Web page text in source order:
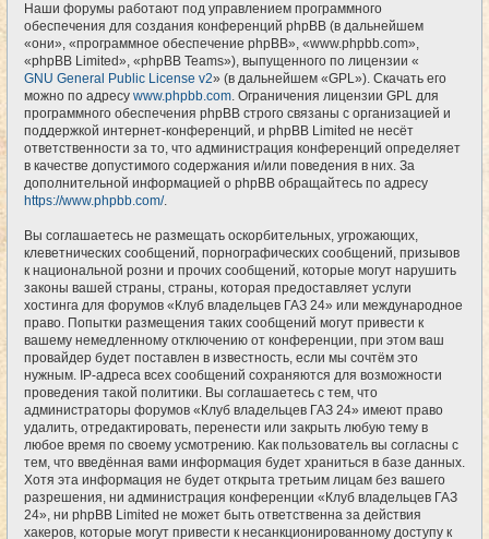
Наши форумы работают под управлением программного
обеспечения для создания конференций phpBB (в дальнейшем
«они», «программное обеспечение phpBB», «www.phpbb.com»,
«phpBB Limited», «phpBB Teams»), выпущенного по лицензии «
GNU General Public License v2» (в дальнейшем «GPL»). Скачать его
можно по адресу www.phpbb.com. Ограничения лицензии GPL для
программного обеспечения phpBB строго связаны с организацией и
поддержкой интернет-конференций, и phpBB Limited не несёт
ответственности за то, что администрация конференций определяет
в качестве допустимого содержания и/или поведения в них. За
дополнительной информацией о phpBB обращайтесь по адресу
https://www.phpbb.com/.
Вы соглашаетесь не размещать оскорбительных, угрожающих,
клеветнических сообщений, порнографических сообщений, призывов
к национальной розни и прочих сообщений, которые могут нарушить
законы вашей страны, страны, которая предоставляет услуги
хостинга для форумов «Клуб владельцев ГАЗ 24» или международное
право. Попытки размещения таких сообщений могут привести к
вашему немедленному отключению от конференции, при этом ваш
провайдер будет поставлен в известность, если мы сочтём это
нужным. IP-адреса всех сообщений сохраняются для возможности
проведения такой политики. Вы соглашаетесь с тем, что
администраторы форумов «Клуб владельцев ГАЗ 24» имеют право
удалить, отредактировать, перенести или закрыть любую тему в
любое время по своему усмотрению. Как пользователь вы согласны с
тем, что введённая вами информация будет храниться в базе данных.
Хотя эта информация не будет открыта третьим лицам без вашего
разрешения, ни администрация конференции «Клуб владельцев ГАЗ
24», ни phpBB Limited не может быть ответственна за действия
хакеров, которые могут привести к несанкционированному доступу к